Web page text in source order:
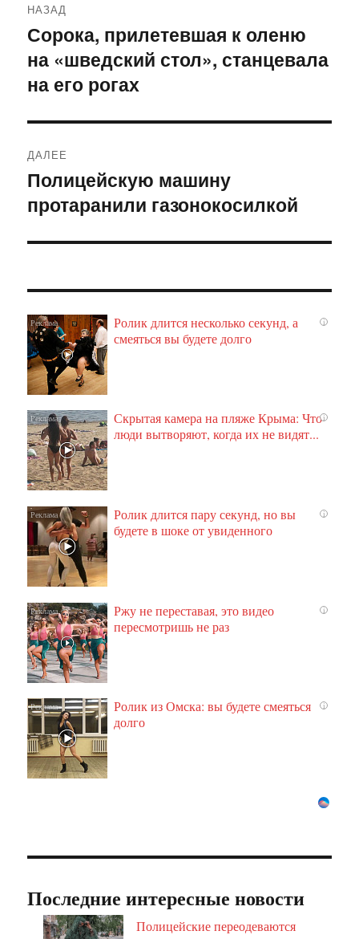
по
записям
НАЗАД
Предыдущая
запись:
Сорока, прилетевшая к оленю
на «шведский стол», станцевала
на его рогах
ДАЛЕЕ
Следующая
запись:
Полицейскую машину
протаранили газонокосилкой
i
Ролик длится несколько секунд, а
смеяться вы будете долго
i
Скрытая камера на пляже Крыма: Что
люди вытворяют, когда их не видят...
i
Ролик длится пару секунд, но вы
будете в шоке от увиденного
i
Ржу не переставая, это видео
пересмотришь не раз
i
Ролик из Омска: вы будете смеяться
долго
Последние интересные новости
Полицейские переодеваются